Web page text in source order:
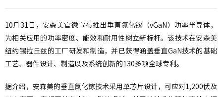
10月31日，安森美官微宣布推出垂直氮化镓（vGaN）功率半导体，
为相关应用的功率密度、能效和耐用性树立新标杆。该技术在安森美
纽约锡拉丘兹的工厂研发和制造，并已获得涵盖垂直GaN技术的基础
工艺、器件设计、制造以及系统创新的130多项全球专利。
据介绍，安森美的垂直氮化镓技术采用单芯片设计，可应对1,200伏及